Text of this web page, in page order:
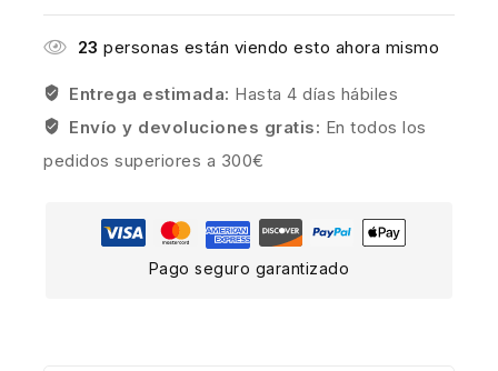
23 personas están viendo esto ahora mismo
Entrega estimada: Hasta 4 días hábiles
Envío y devoluciones gratis: En todos los
pedidos superiores a 300€
Pago seguro garantizado